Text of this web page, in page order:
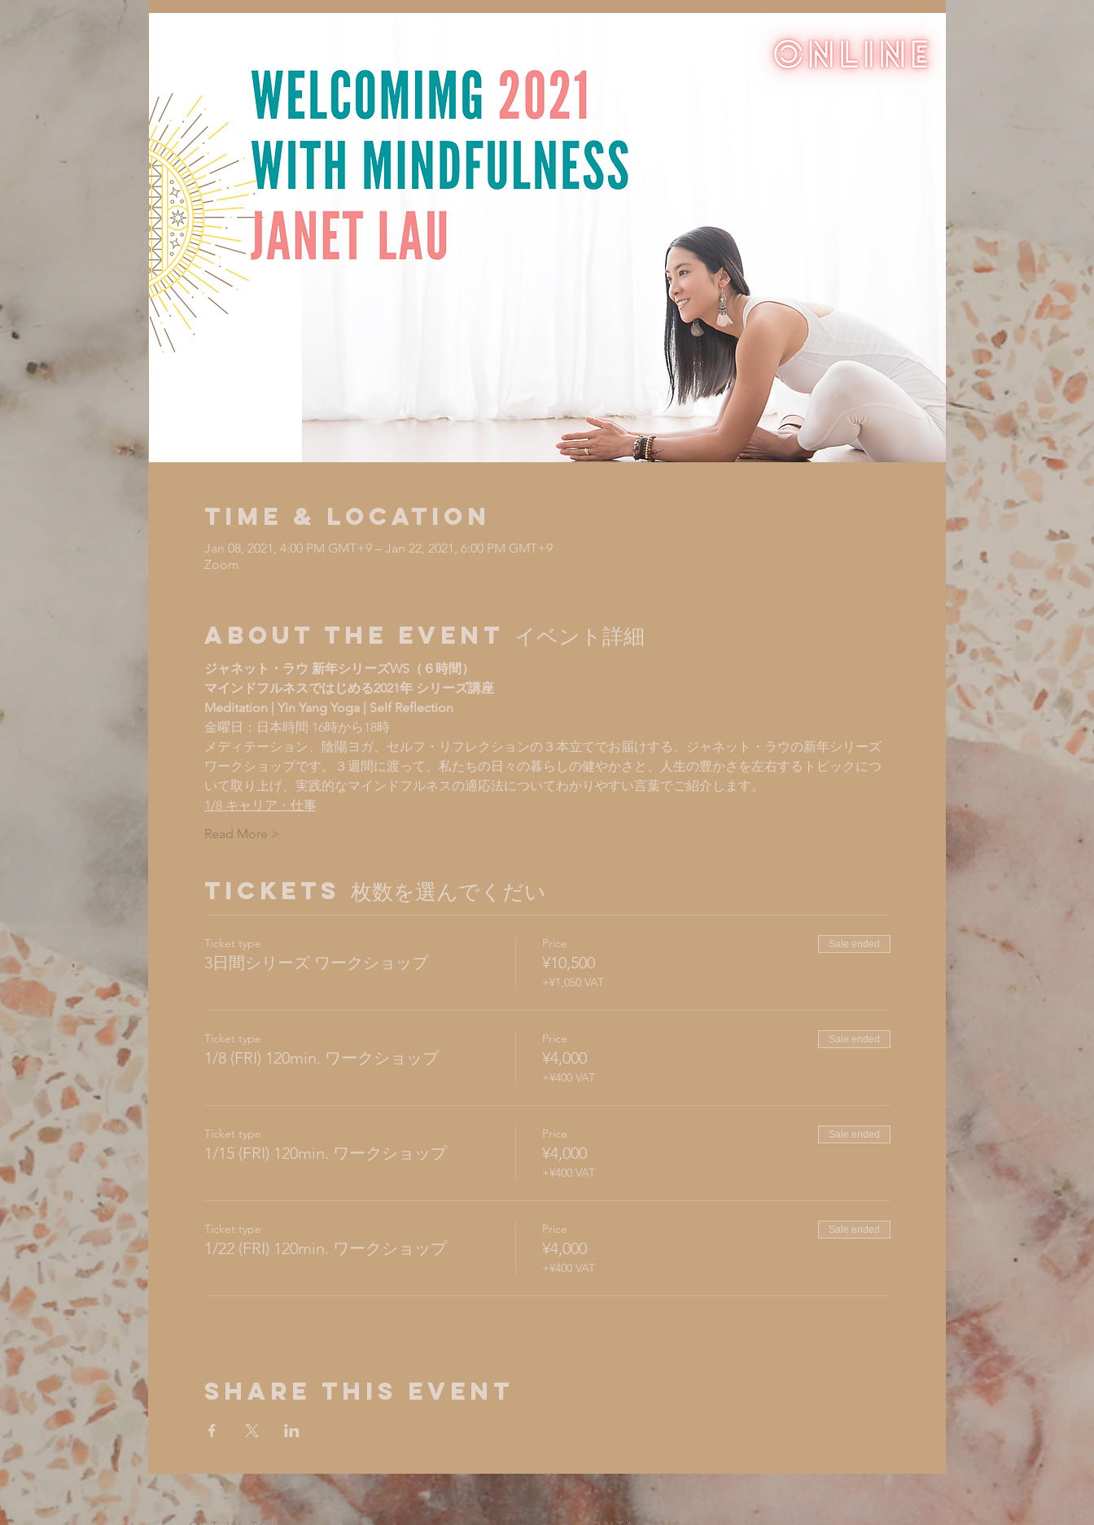
Time & Location
Jan 08, 2021, 4:00 PM GMT+9 – Jan 22, 2021, 6:00 PM GMT+9
Zoom
About the Event イベント詳細
ジャネット・ラウ 新年シリーズWS（６時間）
マインドフルネスではじめる2021年 シリーズ講座
Meditation | Yin Yang Yoga | Self Reflection
金曜日：日本時間 16時から18時
メディテーション、陰陽ヨガ、セルフ・リフレクションの３本立てでお届けする、ジャネット・ラウの新年シリーズ
ワークショップです。３週間に渡って、私たちの日々の暮らしの健やかさと、人生の豊かさを左右するトピックにつ
いて取り上げ、実践的なマインドフルネスの適応法についてわかりやすい言葉でご紹介します。
1/8 キャリア・仕事
Read More >
Tickets 枚数を選んでくだい
Ticket type
3日間シリーズ ワークショップ
Price
¥10,500
+¥1,050 VAT
Sale ended
Ticket type
1/8 (FRI) 120min. ワークショップ
Price
¥4,000
+¥400 VAT
Sale ended
Ticket type
1/15 (FRI) 120min. ワークショップ
Price
¥4,000
+¥400 VAT
Sale ended
Ticket type
1/22 (FRI) 120min. ワークショップ
Price
¥4,000
+¥400 VAT
Sale ended
Share This Event